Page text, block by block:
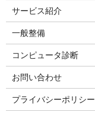
サービス紹介
一般整備
コンピュータ診断
お問い合わせ
プライバシーポリシー